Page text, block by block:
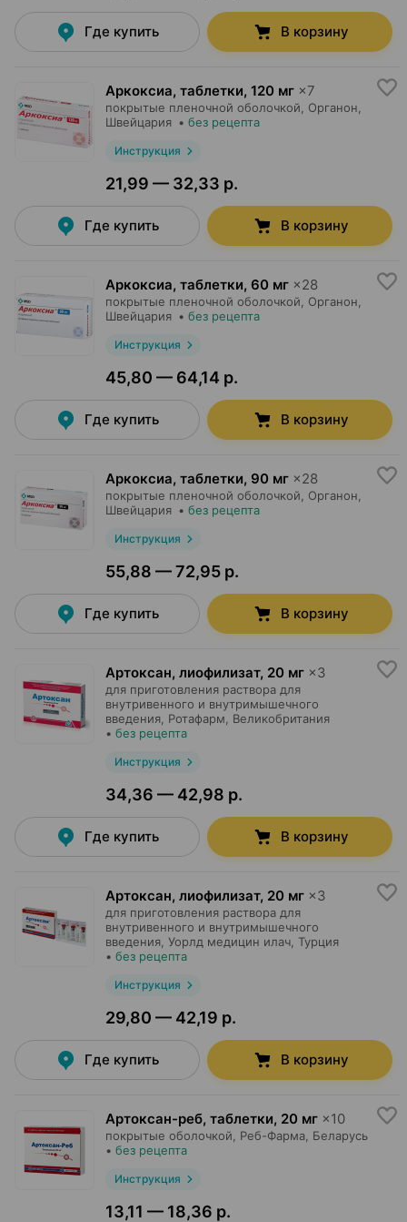
Где купить В корзину
Аркоксиа, таблетки, 120 мг ×7
покрытые пленочной оболочкой, Органон
Швейцария • без рецепта
Инструкция
21,99 — 32,33 р.
Где купить В корзину
Аркоксиа, таблетки, 60 мг ×28
покрытые пленочной оболочкой, Органон
Швейцария • без рецепта
Инструкция
45,80 — 64,14 р.
Где купить В корзину
Аркоксиа, таблетки, 90 мг ×28
покрытые пленочной оболочкой, Органон
Швейцария • без рецепта
Инструкция
55,88 — 72,95 р.
Где купить В корзину
Артоксан, лиофилизат, 20 мг ×3
для приготовления раствора для
внутривенного и внутримышечного
введения, Ротафарм , Великобритания
• без рецепта
Инструкция
34,36 — 42,98 р.
Где купить В корзину
Артоксан, лиофилизат, 20 мг ×3
для приготовления раствора для
внутривенного и внутримышечного
введения, Уорлд медицин илач , Турция
• без рецепта
Инструкция
29,80 — 42,19 р.
Где купить В корзину
Артоксан-реб, таблетки, 20 мг ×10
покрытые оболочкой, Реб-Фарма , Беларусь
• без рецепта
Инструкция
13,11 — 18,36 р.